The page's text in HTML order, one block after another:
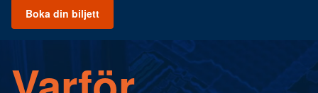
Boka din biljett